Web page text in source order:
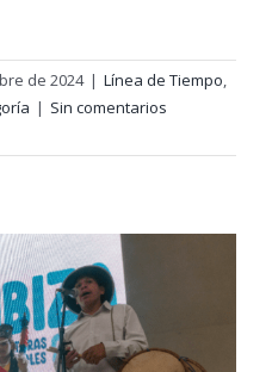
de 2024 | Línea de Tiempo,
| Sin comentarios